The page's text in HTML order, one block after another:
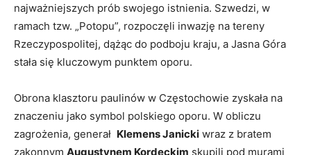
najważniejszych prób swojego istnienia. Szwedzi, w
ramach tzw. „Potopu”, rozpoczęli inwazję‍ na⁢ tereny
Rzeczypospolitej, dążąc do ⁢podboju kraju, a Jasna Góra
stała się kluczowym punktem oporu.
Obrona klasztoru paulinów w Częstochowie zyskała na
znaczeniu jako symbol polskiego oporu. W obliczu
zagrożenia, generał ⁣ Klemens Janicki wraz ‍z bratem
zakonnym Augustynem Kordeckim skupili pod murami